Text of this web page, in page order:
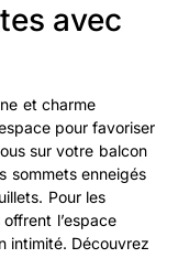
avec
et charme
pour favoriser
sur votre balcon
sommets enneigés
Pour les
l’espace
intimité. Découvrez